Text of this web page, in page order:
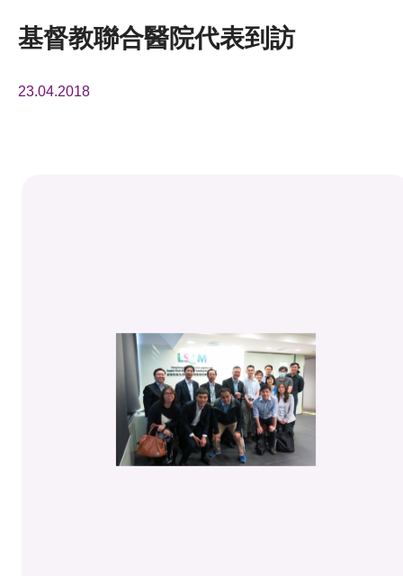
基督教聯合醫院代表到訪
23.04.2018